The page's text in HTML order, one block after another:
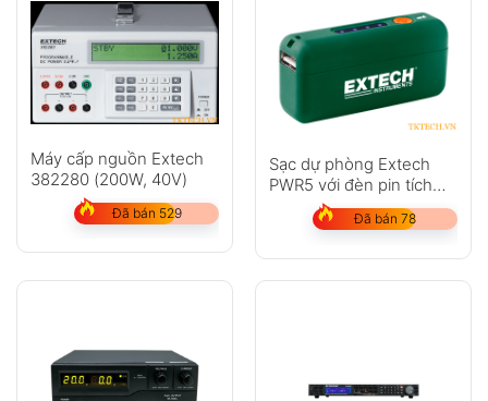
Máy cấp nguồn Extech
382280 (200W, 40V)
Đã bán 529
Sạc dự phòng Extech
PWR5 với đèn pin tích
Đã bán 78